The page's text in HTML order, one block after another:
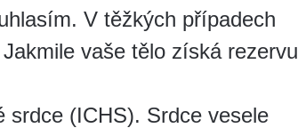
V těžkých případech
vaše tělo získá rezervu
srdce (ICHS). Srdce vesele